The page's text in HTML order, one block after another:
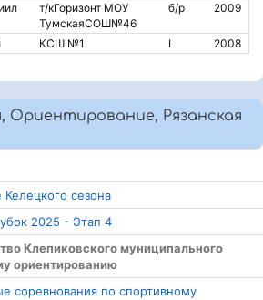
т/кГоризонт МОУ
ТумскаяСОШ№46
б/р 2009
КСШ №1 I 2008
Ориентирование, Рязанская
сезона
2025 - Этап 4
Клепиковского муниципального
ориентированию
соревнования по спортивному